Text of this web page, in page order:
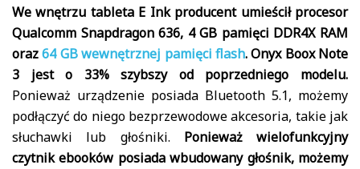
We wnętrzu tableta E Ink producent umieścił procesor
Qualcomm Snapdragon 636, 4 GB pamięci DDR4X RAM
oraz64 GB wewnętrznej pamięci flash. Onyx Boox Note
3 jest o 33% szybszy od poprzedniego modelu.
Ponieważ urządzenie posiada Bluetooth 5.1, możemy
podłączyć do niego bezprzewodowe akcesoria, takie jak
słuchawki lub głośniki. Ponieważ wielofunkcyjny
czytnik ebooków posiada wbudowany głośnik, możemy